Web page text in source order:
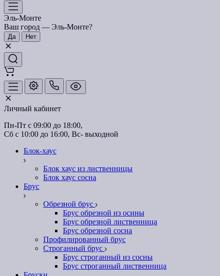
Эль-Монте
Ваш город — Эль-Монте?
Личный кабинет
Пн-Пт с 09:00 до 18:00,
Сб с 10:00 до 16:00, Вс- выходной
Блок-хаус
Блок хаус из лиственницы
Блок хаус сосна
Брус
Обрезной брус
Брус обрезной из осины
Брус обрезной лиственница
Брус обрезной сосна
Профилированный брус
Строганный брус
Брус строганный из сосны
Брус строганный лиственница